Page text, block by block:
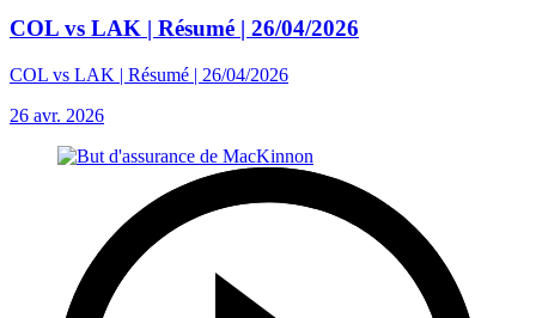
COL vs LAK | Résumé | 26/04/2026
COL vs LAK | Résumé | 26/04/2026
26 avr. 2026